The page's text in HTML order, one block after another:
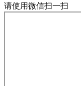
请使用微信扫一扫